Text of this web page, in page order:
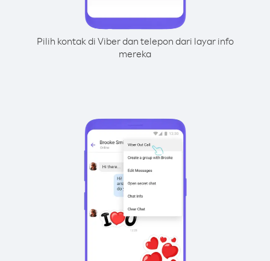
Pilih kontak di Viber dan telepon dari layar info
mereka